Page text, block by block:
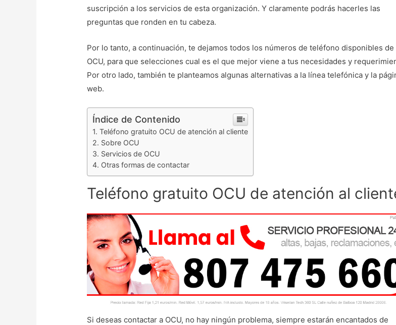
suscripción a los servicios de esta organización. Y claramente podrás hacerles las
preguntas que ronden en tu cabeza.
Por lo tanto, a continuación, te dejamos todos los números de teléfono disponibles de
OCU, para que selecciones cual es el que mejor viene a tus necesidades y
Por otro lado, también te planteamos algunas alternativas a la línea telefónica y la
web.
Índice de Contenido
Teléfono gratuito OCU de atención al cliente
Sobre OCU
Servicios de OCU
Otras formas de contactar
Teléfono gratuito OCU de atención al
Si deseas contactar a OCU, no hay ningún problema, siempre estarán encantados de